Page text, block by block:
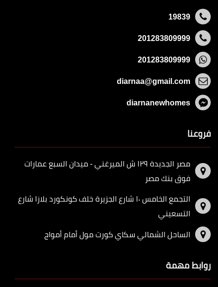
19839
201283809999
201283809999
diarnaa@gmail.com
diarnanewhomes
فروعنا
مصر الجديدة ١٢٩ ش الميرغني - ميدان السبع عمارات
فوق بنك مصر
التجمع الخامس ١٠ شارع الجزيرة خلف كونكورد بلازا شارع
التسعيني
الساحل الشمالي سكاي كورت مول أمام أمواج
روابط مهمة